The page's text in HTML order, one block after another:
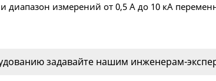
измерений от 0,5 A до 10 кА
задавайте нашим инженерам-